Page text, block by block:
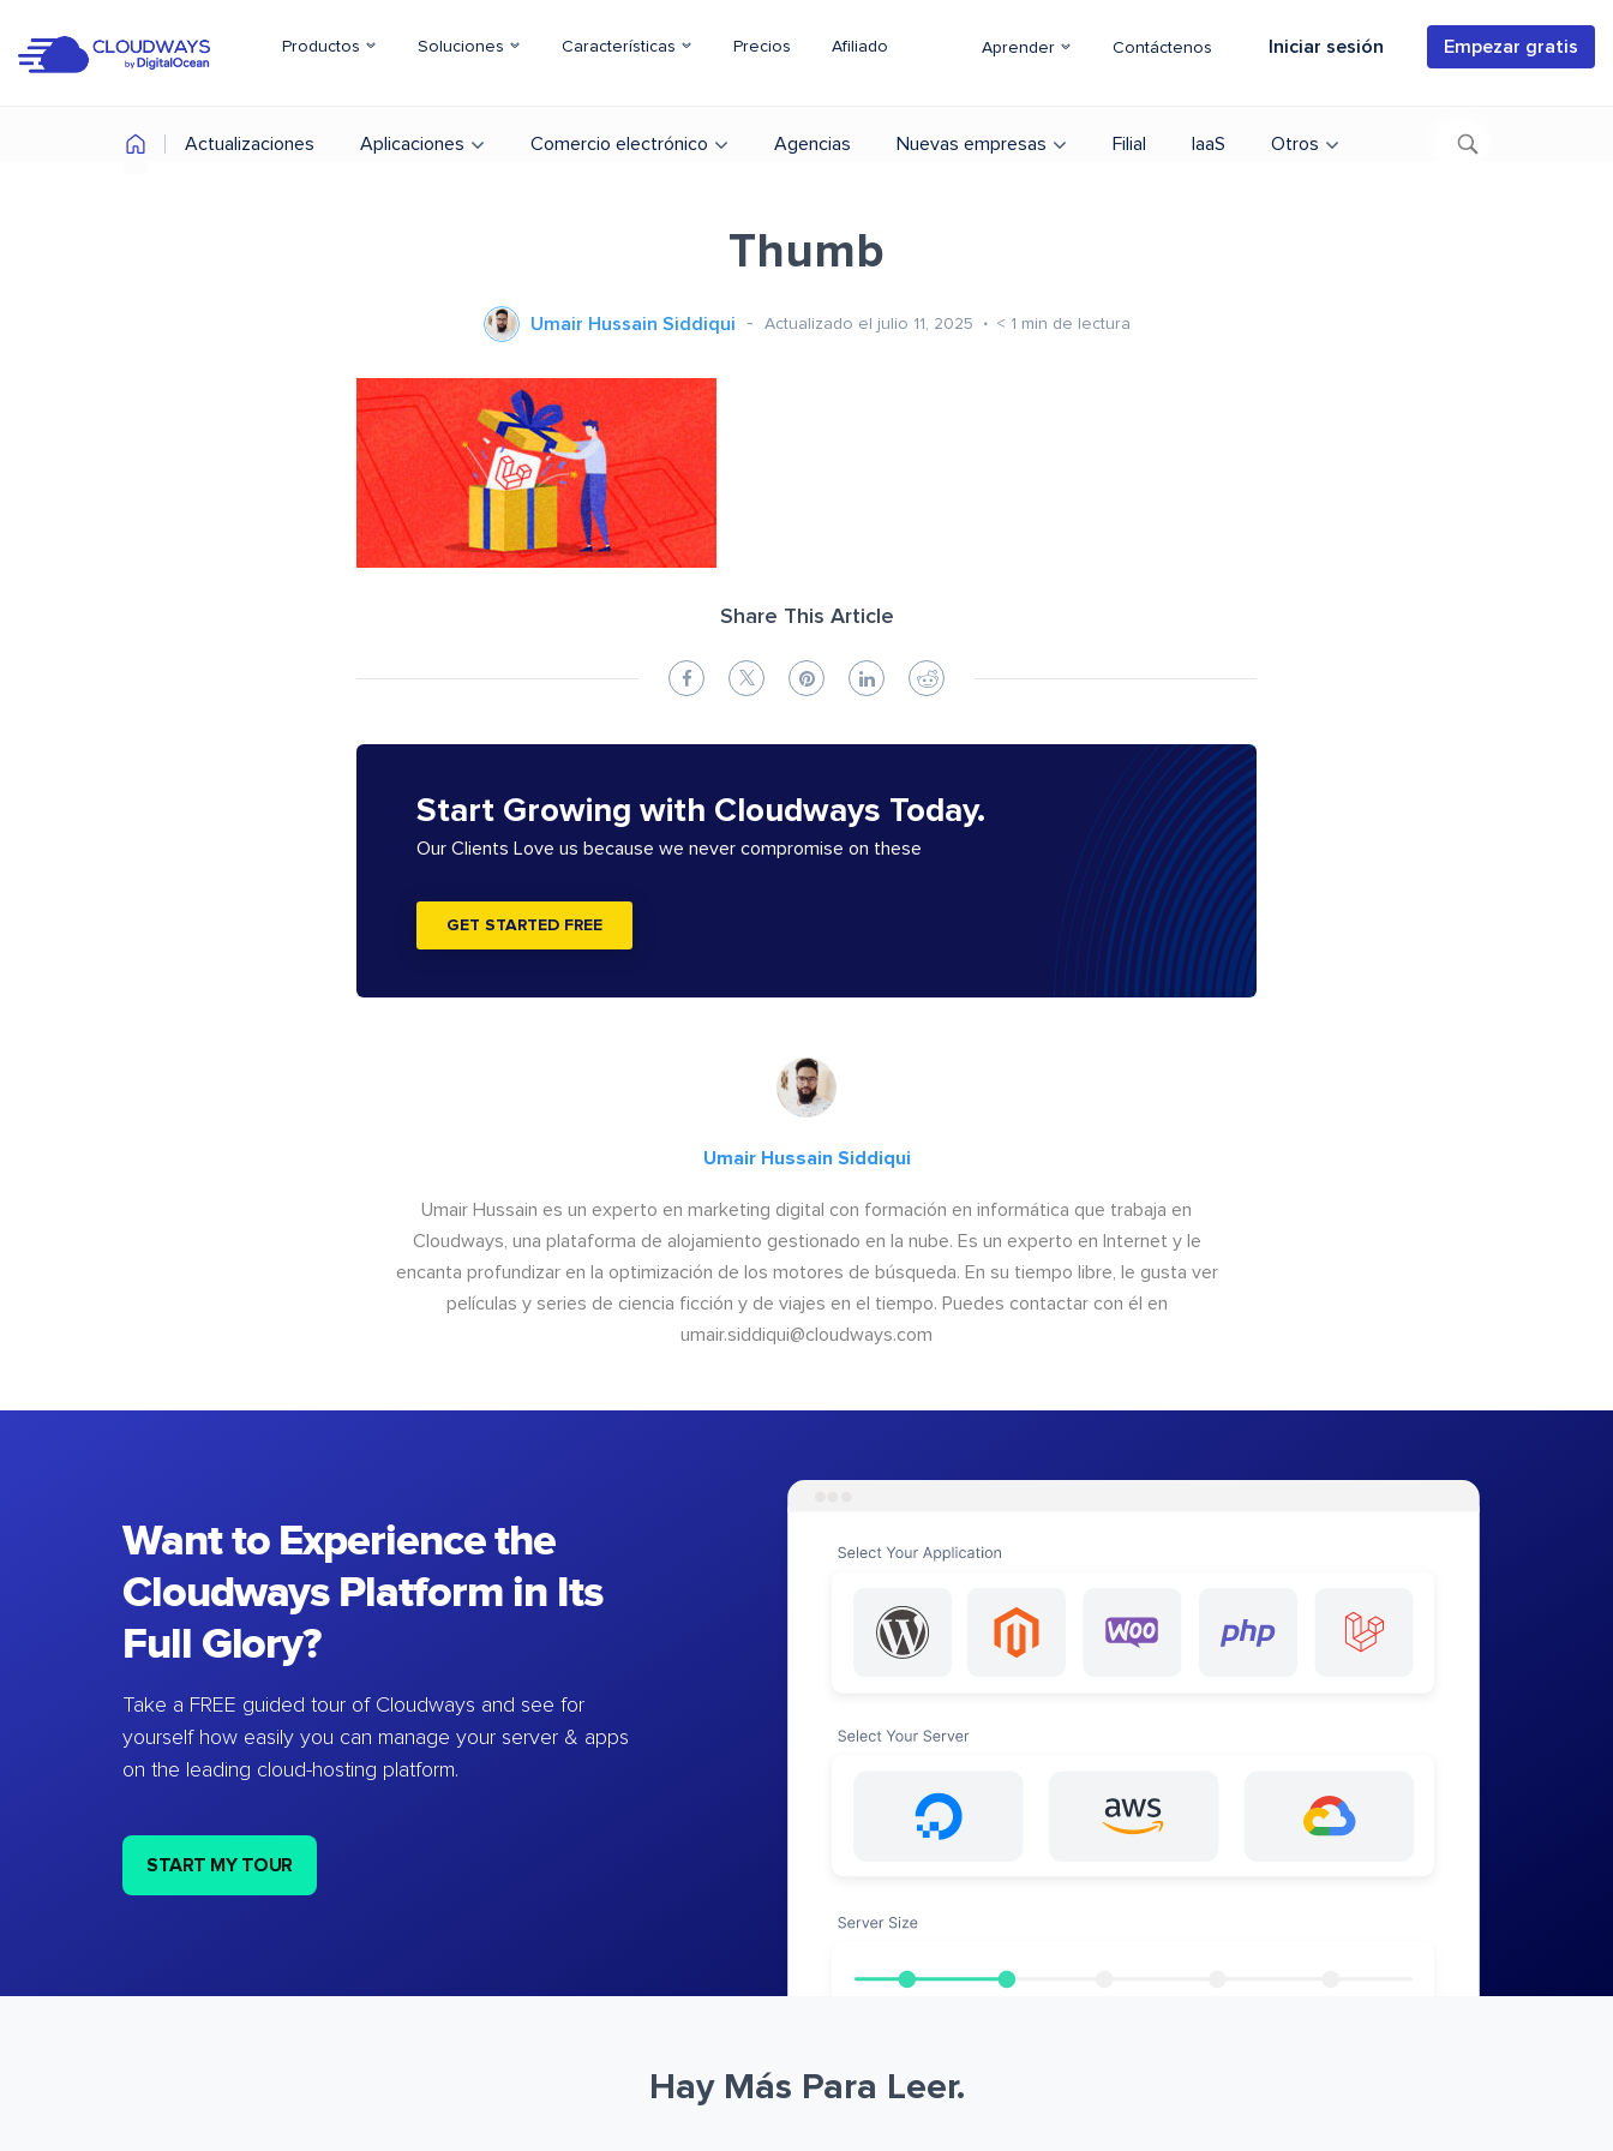
Productos Soluciones Características Precios Afiliado Aprender Contáctenos Iniciar sesión Empezar gratis
Actualizaciones Aplicaciones Comercio electrónico Agencias Nuevas empresas Filial IaaS Otros
Thumb
Umair Hussain Siddiqui Actualizado el julio 11, 2025 < 1 min de lectura
Share This Article
Start Growing with Cloudways Today.
Our Clients Love us because we never compromise on these
GET STARTED FREE
Umair Hussain Siddiqui
Umair Hussain es un experto en marketing digital con formación en informática que trabaja en
Cloudways, una plataforma de alojamiento gestionado en la nube. Es un experto en Internet y le
encanta profundizar en la optimización de los motores de búsqueda. En su tiempo libre, le gusta ver
películas y series de ciencia ficción y de viajes en el tiempo. Puedes contactar con él en
umair.siddiqui@cloudways.com
Want to Experience the
Cloudways Platform in Its
Full Glory?
Take a FREE guided tour of Cloudways and see for
yourself how easily you can manage your server & apps
on the leading cloud-hosting platform.
START MY TOUR
Hay Más Para Leer.